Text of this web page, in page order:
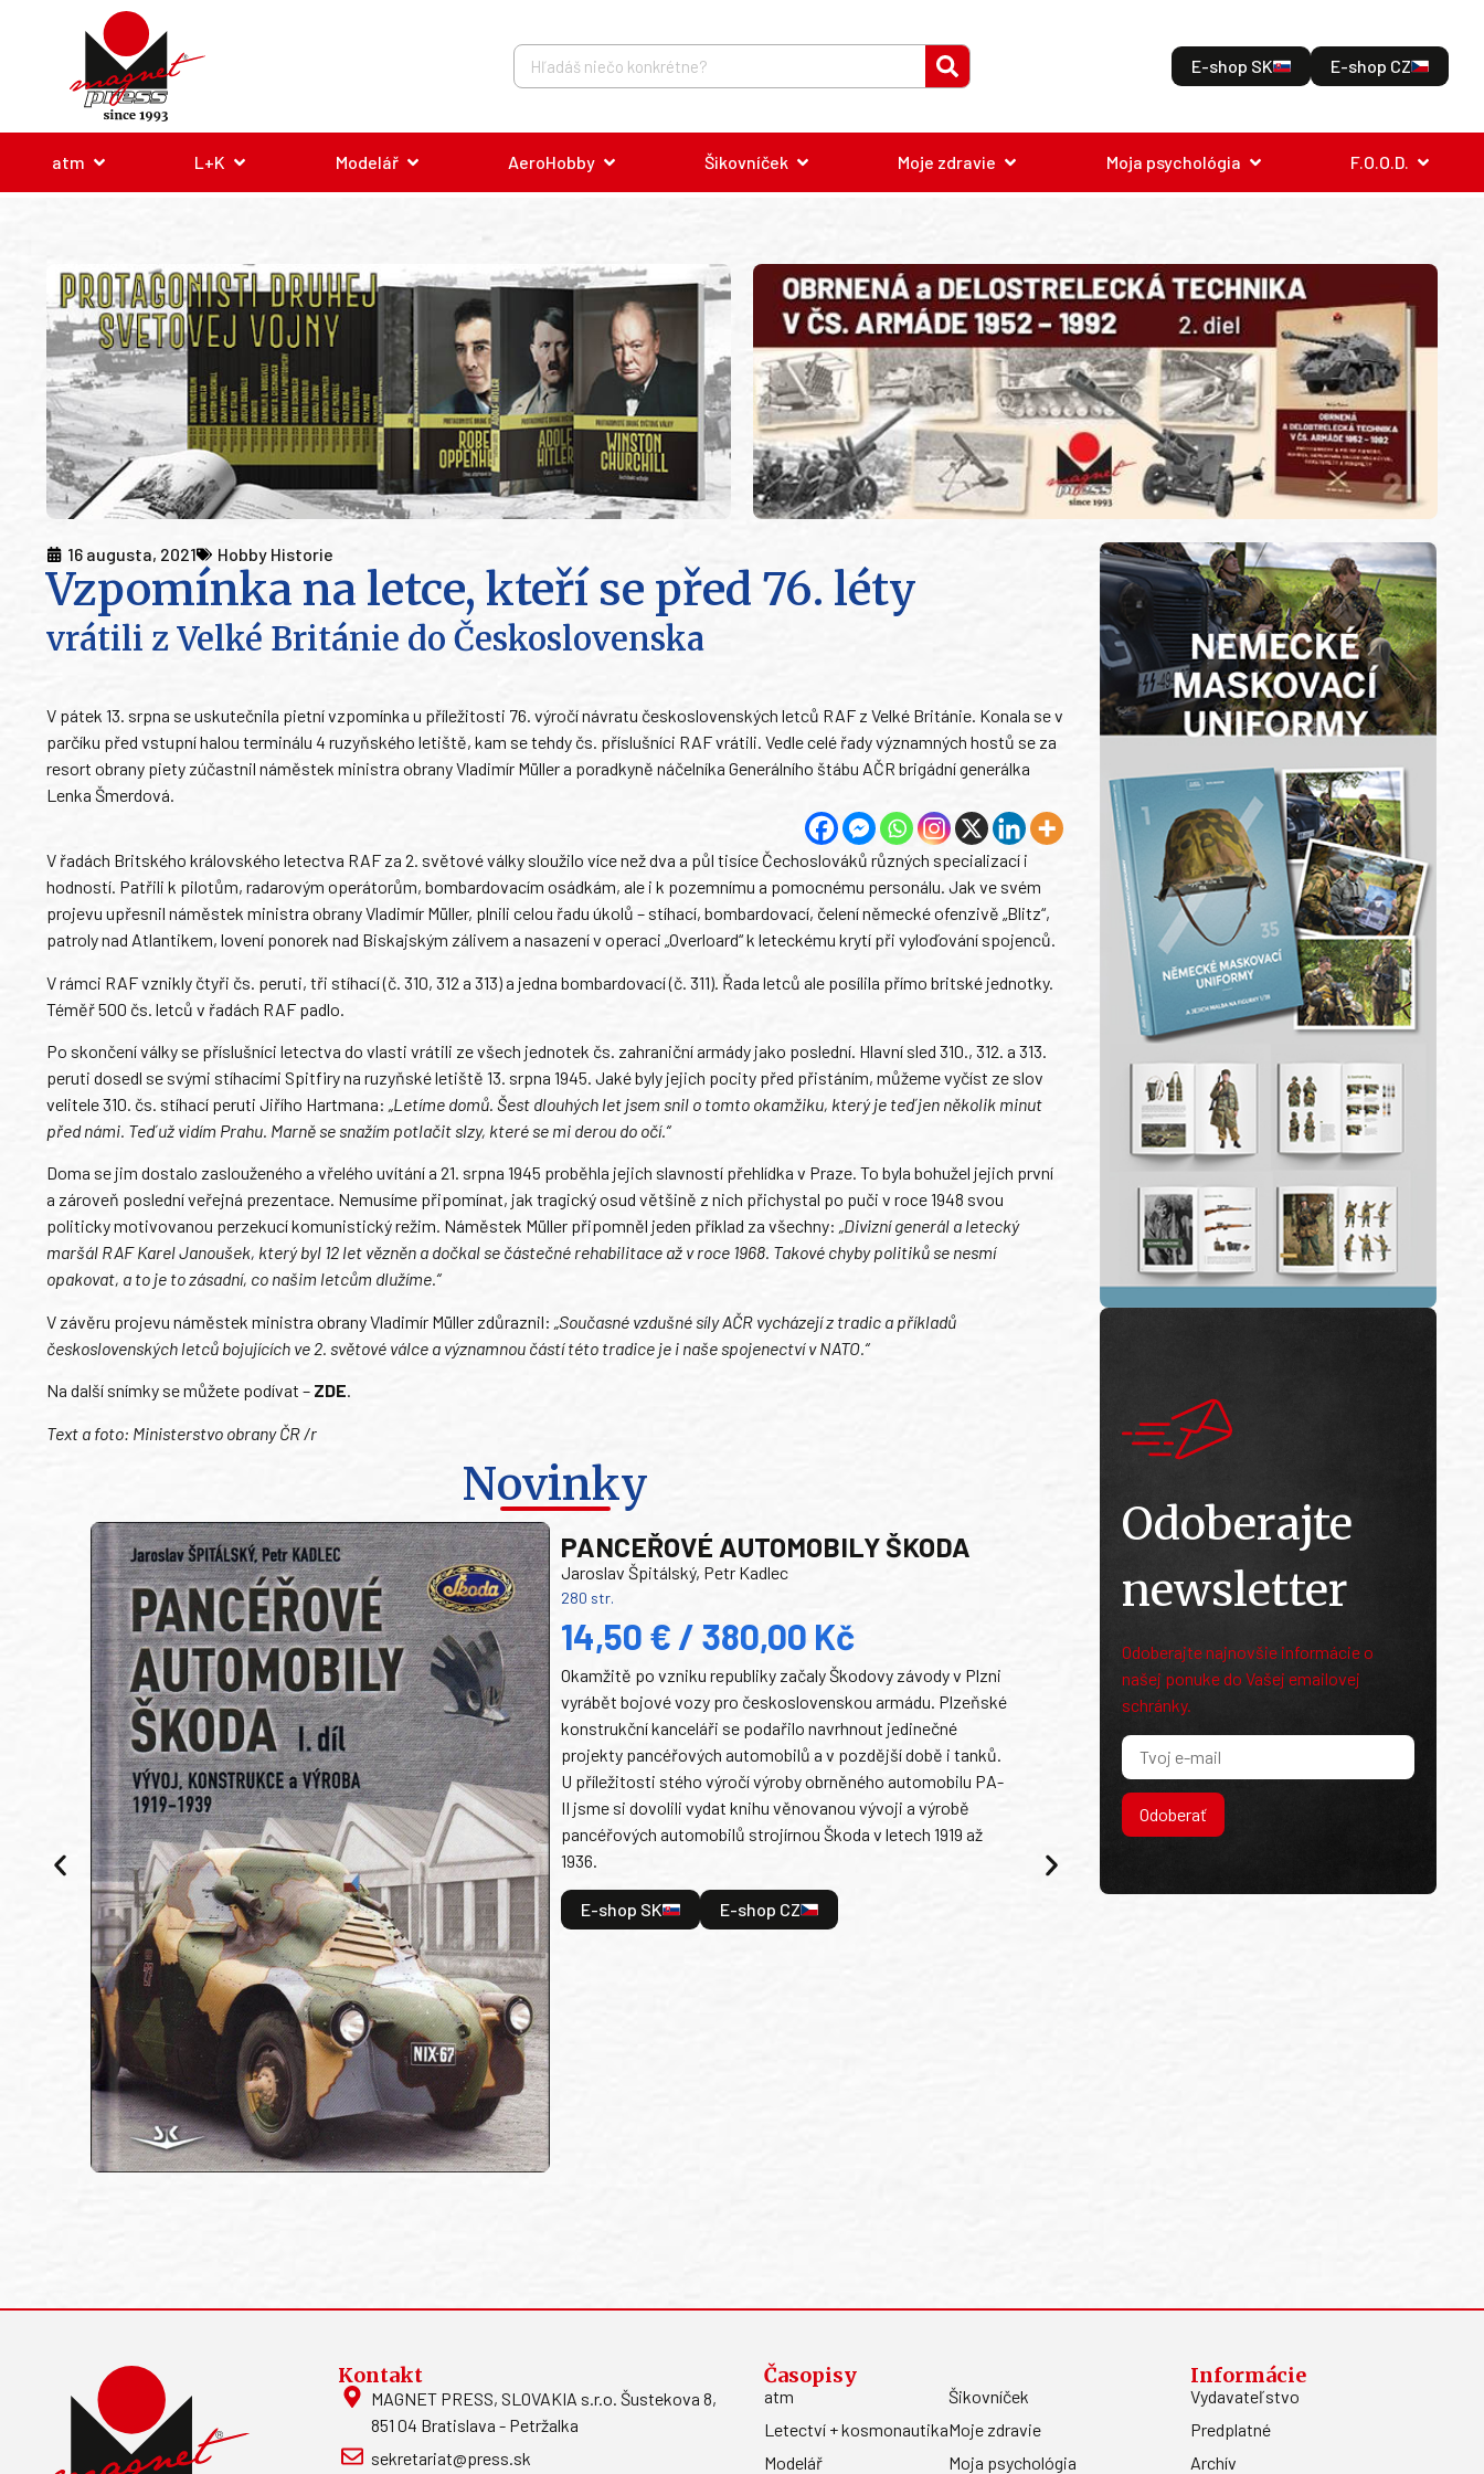
E-shop SK E-shop CZ
atm L+K Modelář AeroHobby Šikovníček Moje zdravie Moja psychológia F.O.O.D.
16 augusta, 2021 Hobby Historie
Vzpomínka na letce, kteří se před 76. léty
vrátili z Velké Británie do Československa
V pátek 13. srpna se uskutečnila pietní vzpomínka u příležitosti 76. výročí návratu československých letců RAF z Velké Británie. Konala se v
parčíku před vstupní halou terminálu 4 ruzyňského letiště, kam se tehdy čs. příslušníci RAF vrátili. Vedle celé řady významných hostů se za
resort obrany piety zúčastnil náměstek ministra obrany Vladimír Müller a poradkyně náčelníka Generálního štábu AČR brigádní generálka
Lenka Šmerdová.
V řadách Britského královského letectva RAF za 2. světové války sloužilo více než dva a půl tisíce Čechoslováků různých specializací i
hodností. Patřili k pilotům, radarovým operátorům, bombardovacím osádkám, ale i k pozemnímu a pomocnému personálu. Jak ve svém
projevu upřesnil náměstek ministra obrany Vladimír Müller, plnili celou řadu úkolů – stíhací, bombardovací, čelení německé ofenzivě „Blitz“,
patroly nad Atlantikem, lovení ponorek nad Biskajským zálivem a nasazení v operaci „Overloard“ k leteckému krytí při vyloďování spojenců.
V rámci RAF vznikly čtyři čs. peruti, tři stíhací (č. 310, 312 a 313) a jedna bombardovací (č. 311). Řada letců ale posílila přímo britské jednotky.
Téměř 500 čs. letců v řadách RAF padlo.
Po skončení války se příslušníci letectva do vlasti vrátili ze všech jednotek čs. zahraniční armády jako poslední. Hlavní sled 310., 312. a 313.
peruti dosedl se svými stíhacími Spitfiry na ruzyňské letiště 13. srpna 1945. Jaké byly jejich pocity před přistáním, můžeme vyčíst ze slov
velitele 310. čs. stíhací peruti Jiřího Hartmana: „Letíme domů. Šest dlouhých let jsem snil o tomto okamžiku, který je teď jen několik minut
před námi. Teď už vidím Prahu. Marně se snažím potlačit slzy, které se mi derou do očí.“
Doma se jim dostalo zaslouženého a vřelého uvítání a 21. srpna 1945 proběhla jejich slavností přehlídka v Praze. To byla bohužel jejich první
a zároveň poslední veřejná prezentace. Nemusíme připomínat, jak tragický osud většině z nich přichystal po puči v roce 1948 svou
politicky motivovanou perzekucí komunistický režim. Náměstek Müller připomněl jeden příklad za všechny: „Divizní generál a letecký
maršál RAF Karel Janoušek, který byl 12 let vězněn a dočkal se částečné rehabilitace až v roce 1968. Takové chyby politiků se nesmí
opakovat, a to je to zásadní, co našim letcům dlužíme.“
V závěru projevu náměstek ministra obrany Vladimír Müller zdůraznil: „Současné vzdušné síly AČR vycházejí z tradic a příkladů
československých letců bojujících ve 2. světové válce a významnou částí této tradice je i naše spojenectví v NATO.“
Na další snímky se můžete podívat – ZDE.
Text a foto: Ministerstvo obrany ČR /r
Novinky
PANCEŘOVÉ AUTOMOBILY ŠKODA
Jaroslav Špitálský, Petr Kadlec
280 str.
14,50 € / 380,00 Kč
Okamžitě po vzniku republiky začaly Škodovy závody v Plzni
vyrábět bojové vozy pro československou armádu. Plzeňské
konstrukční kanceláři se podařilo navrhnout jedinečné
projekty pancéřových automobilů a v pozdější době i tanků.
U příležitosti stého výročí výroby obrněného automobilu PA-
II jsme si dovolili vydat knihu věnovanou vývoji a výrobě
pancéřových automobilů strojírnou Škoda v letech 1919 až
1936.
E-shop SK E-shop CZ
Odoberajte
newsletter
Odoberajte najnovšie informácie o
našej ponuke do Vašej emailovej
schránky.
Odoberať
Kontakt
MAGNET PRESS, SLOVAKIA s.r.o. Šustekova 8,
851 04 Bratislava - Petržalka
sekretariat@press.sk
Časopisy
atm
Letectví + kosmonautika
Modelář
Šikovníček
Moje zdravie
Moja psychológia
Informácie
Vydavateľstvo
Predplatné
Archív